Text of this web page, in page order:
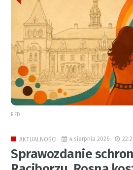
RED.
AKTUALNOŚCI 4 sierpnia 2026
Sprawozdanie